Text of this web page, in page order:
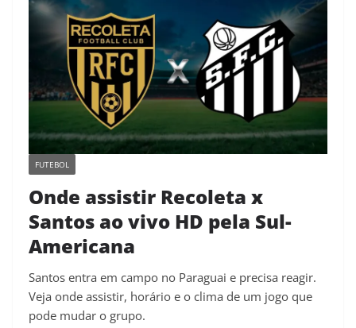
FUTEBOL
Onde assistir Recoleta x
Santos ao vivo HD pela Sul-
Americana
Santos entra em campo no Paraguai e precisa reagir.
Veja onde assistir, horário e o clima de um jogo que
pode mudar o grupo.